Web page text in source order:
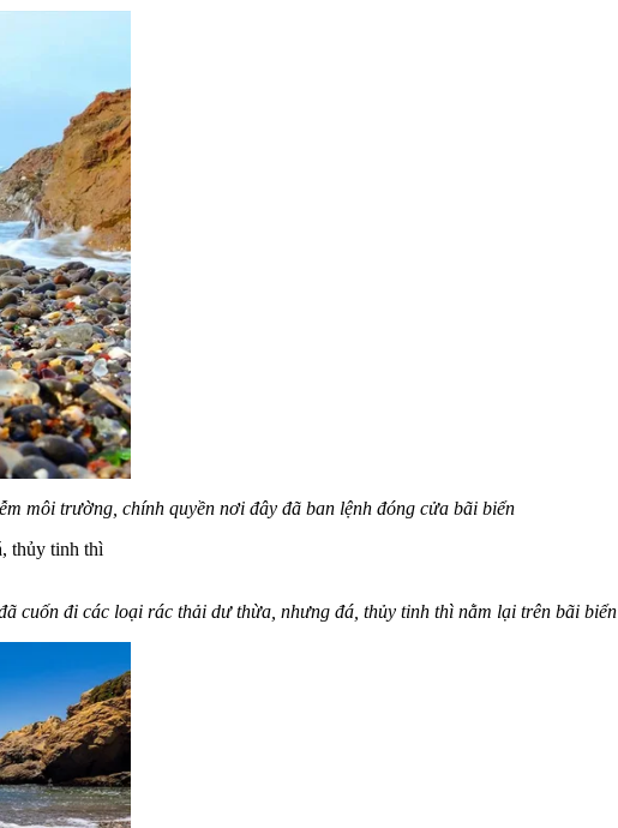
môi trường, chính quyền nơi đây đã ban lệnh đóng cửa bãi biển
cuốn đi các loại rác thải dư thừa, nhưng đá, thủy tinh thì nằm lại trên bãi biển